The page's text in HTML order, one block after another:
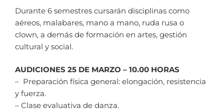
Durante 6 semestres cursarán disciplinas como
aéreos, malabares, mano a mano, ruda rusa o
clown, a demás de formación en artes, gestión
cultural y social.
AUDICIONES 25 DE MARZO – 10.00 HORAS
– Preparación física general: elongación, resistencia
y fuerza.
– Clase evaluativa de danza.